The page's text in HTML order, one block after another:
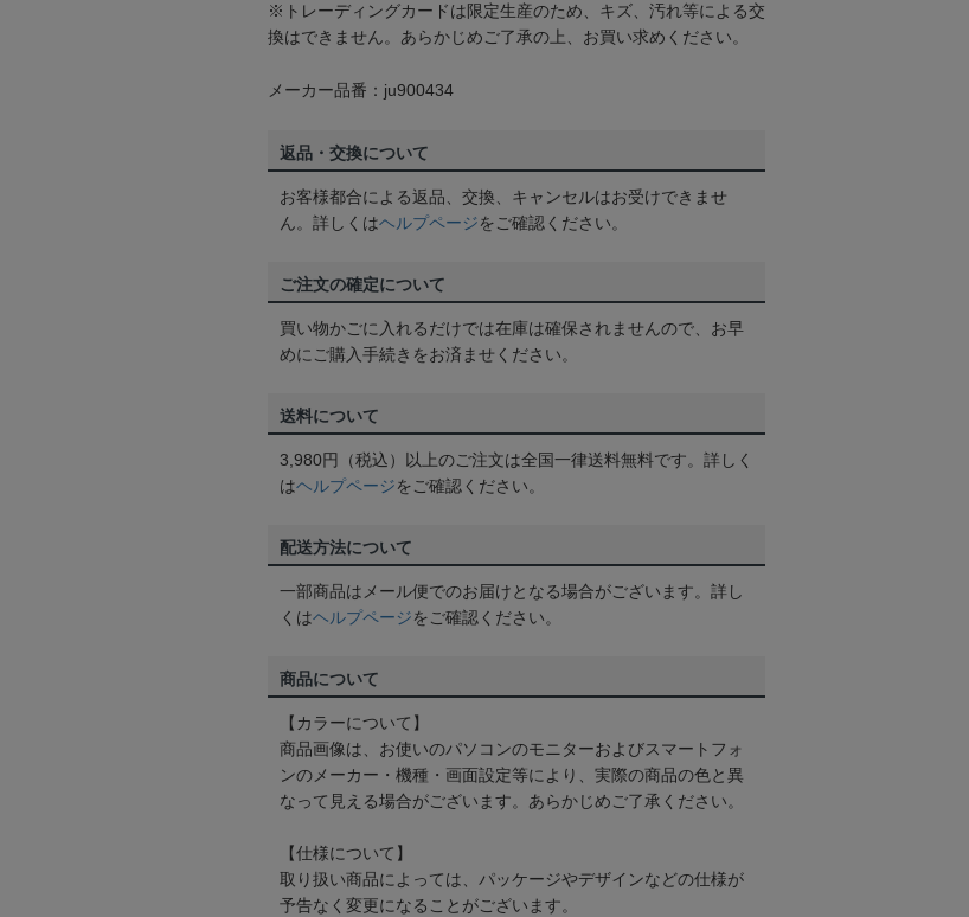
※トレーディングカードは限定生産のため、キズ、汚れ等による交
換はできません。あらかじめご了承の上、お買い求めください。
メーカー品番：ju900434
返品・交換について
お客様都合による返品、交換、キャンセルはお受けできませ
ん。詳しくはヘルプページをご確認ください。
ご注文の確定について
買い物かごに入れるだけでは在庫は確保されませんので、お早
めにご購入手続きをお済ませください。
送料について
3,980円（税込）以上のご注文は全国一律送料無料です。詳しく
はヘルプページをご確認ください。
配送方法について
一部商品はメール便でのお届けとなる場合がございます。詳し
くはヘルプページをご確認ください。
商品について
【カラーについて】
商品画像は、お使いのパソコンのモニターおよびスマートフォ
ンのメーカー・機種・画面設定等により、実際の商品の色と異
なって見える場合がございます。あらかじめご了承ください。
【仕様について】
取り扱い商品によっては、パッケージやデザインなどの仕様が
予告なく変更になることがございます。